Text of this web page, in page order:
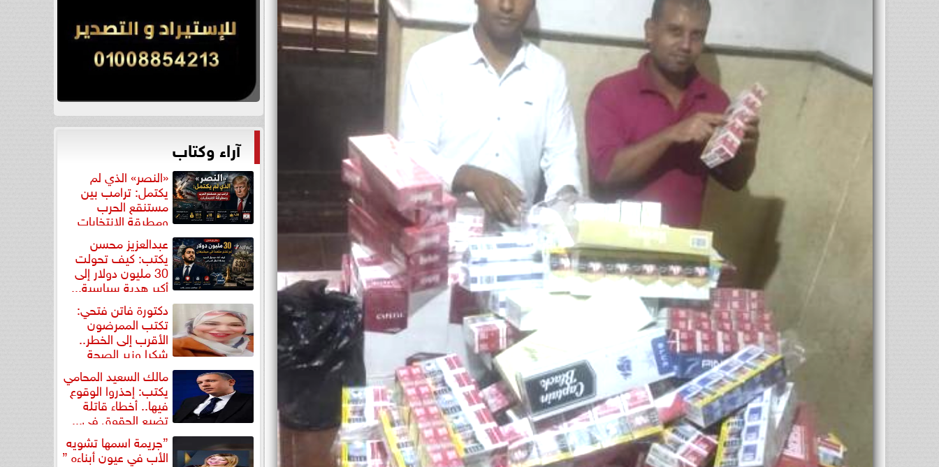
آراء وكتاب
«النصر» الذي لم
يكتمل: ترامب بين
مستنقع الحرب
ومطرقة الانتخابات
عبدالعزيز محسن
يكتب: كيف تحولت
30 مليون دولار إلى
أكبر هدية سياسية...
دكتورة فاتن فتحي:
تكتب الممرضون
الأقرب إلى الخطر..
شكرا وزير الصحة
لتكريم... مالك السعيد المحامي
يكتب: إحذروا الوقوع
فيها.. أخطاء قاتلة
تضيع الحقوق في...
”جريمة اسمها تشويه
الأب في عيون أبناءه ”